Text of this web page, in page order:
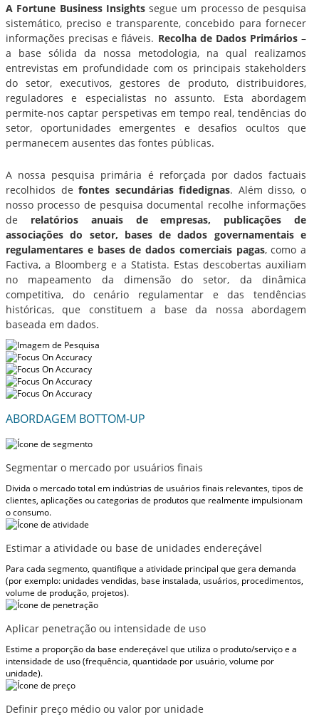
A Fortune Business Insightssegue um processo de pesquisa
sistemático, preciso e transparente, concebido para fornecer
informações precisas e fiáveis. Recolha de Dados Primários–
a base sólida da nossa metodologia, na qual realizamos
entrevistas em profundidade com os principais stakeholders
do setor, executivos, gestores de produto, distribuidores,
reguladores e especialistas no assunto. Esta abordagem
permite-nos captar perspetivas em tempo real, tendências do
setor, oportunidades emergentes e desafios ocultos que
permanecem ausentes das fontes públicas.
A nossa pesquisa primária é reforçada por dados factuais
recolhidos defontes secundárias fidedignas. Além disso, o
nosso processo de pesquisa documental recolhe informações
de relatórios anuais de empresas, publicações de
associações do setor, bases de dados governamentais e
regulamentares e bases de dados comerciais pagas, como a
Factiva, a Bloomberg e a Statista. Estas descobertas auxiliam
no mapeamento da dimensão do setor, da dinâmica
competitiva, do cenário regulamentar e das tendências
históricas, que constituem a base da nossa abordagem
baseada em dados.
ABORDAGEM BOTTOM-UP
Segmentar o mercado por usuários finais
Divida o mercado total em indústrias de usuários finais relevantes, tipos de
clientes, aplicações ou categorias de produtos que realmente impulsionam
o consumo.
Estimar a atividade ou base de unidades endereçável
Para cada segmento, quantifique a atividade principal que gera demanda
(por exemplo: unidades vendidas, base instalada, usuários, procedimentos,
volume de produção, projetos).
Aplicar penetração ou intensidade de uso
Estime a proporção da base endereçável que utiliza o produto/serviço e a
intensidade de uso (frequência, quantidade por usuário, volume por
unidade).
Definir preço médio ou valor por unidade